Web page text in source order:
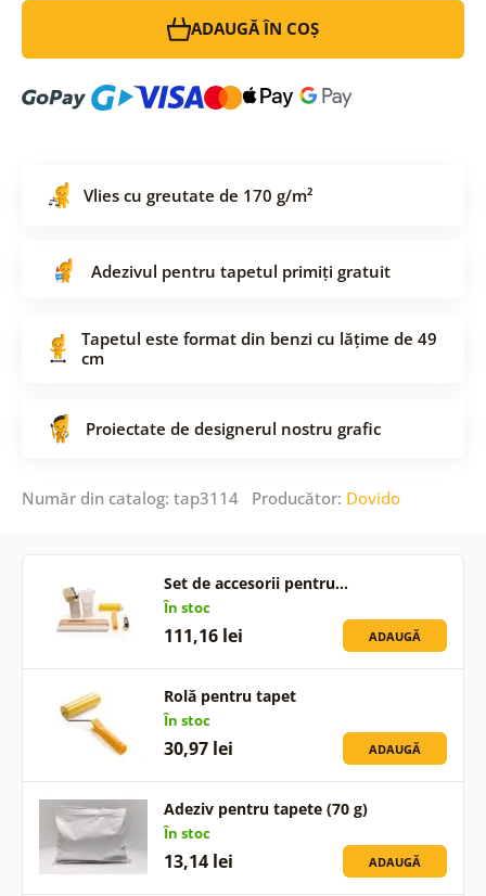
ADAUGĂ ÎN COȘ
Vlies cu greutate de 170 g/m²
Adezivul pentru tapetul primiți gratuit
Tapetul este format din benzi cu lățime de 49
cm
Proiectate de designerul nostru grafic
Număr din catalog: tap3114 Producător: Dovido
Set de accesorii pentru…
În stoc
111,16 lei ADAUGĂ
Rolă pentru tapet
În stoc
30,97 lei ADAUGĂ
Adeziv pentru tapete (70 g)
În stoc
13,14 lei ADAUGĂ